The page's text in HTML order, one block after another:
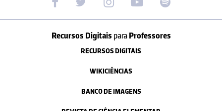
Recursos Digitais paraProfessores
RECURSOS DIGITAIS
WIKICIÊNCIAS
BANCO DE IMAGENS